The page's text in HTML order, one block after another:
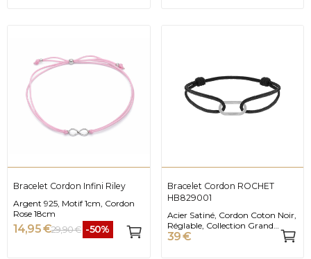
Bracelet Cordon Infini Riley
Argent 925, Motif 1cm, Cordon
Rose 18cm
14,95 €29,90 € -50%
Bracelet Cordon ROCHET
HB829001
Acier Satiné, Cordon Coton Noir,
Réglable, Collection Grand
Large
39 €